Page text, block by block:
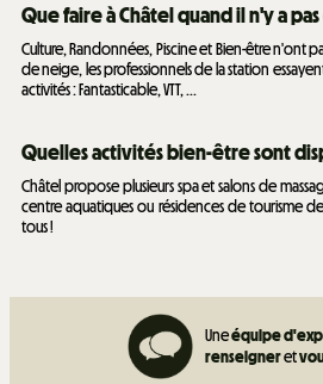
Que faire à Châtel quand il n'y a
Culture, Randonnées, Piscine et Bien-être n'ont
de neige, les professionnels de la station
activités : Fantasticable, VTT, ...
Quelles activités bien-être sont
Châtel propose plusieurs spa et salons de
centre aquatiques ou résidences de tourisme
tous !
Uneéquipe
renseigneret